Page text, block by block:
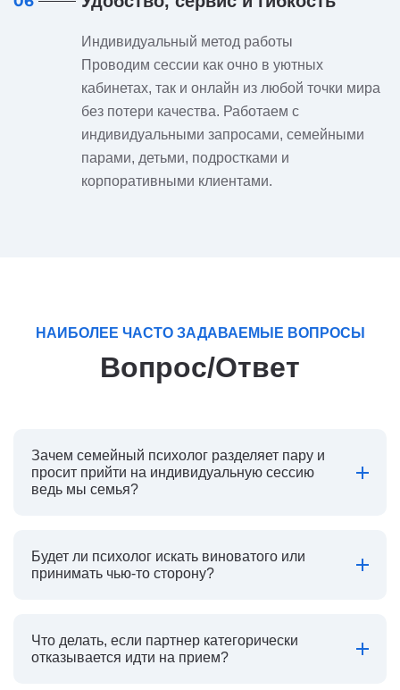
Индивидуальный метод работы
Проводим сессии как очно в уютных
кабинетах, так и онлайн из любой точки мира
без потери качества. Работаем с
индивидуальными запросами, семейными
парами, детьми, подростками и
корпоративными клиентами.
НАИБОЛЕЕ ЧАСТО ЗАДАВАЕМЫЕ ВОПРОСЫ
Вопрос/Ответ
Зачем семейный психолог разделяет пару и
просит прийти на индивидуальную сессию
ведь мы семья?
Будет ли психолог искать виноватого или
принимать чью-то сторону?
Что делать, если партнер категорически
отказывается идти на прием?